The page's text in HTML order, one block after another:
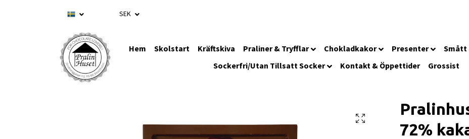
SEK
Hem Skolstart Kräftskiva Praliner & Tryfflar Chokladkakor Presenter Smått
Sockerfri/Utan Tillsatt Socker
Kontakt & Öppettider Grossist
72%